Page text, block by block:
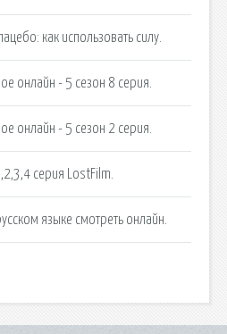
как использовать силу.
онлайн - 5 сезон 8 серия.
онлайн - 5 сезон 2 серия.
серия LostFilm.
языке смотреть онлайн.